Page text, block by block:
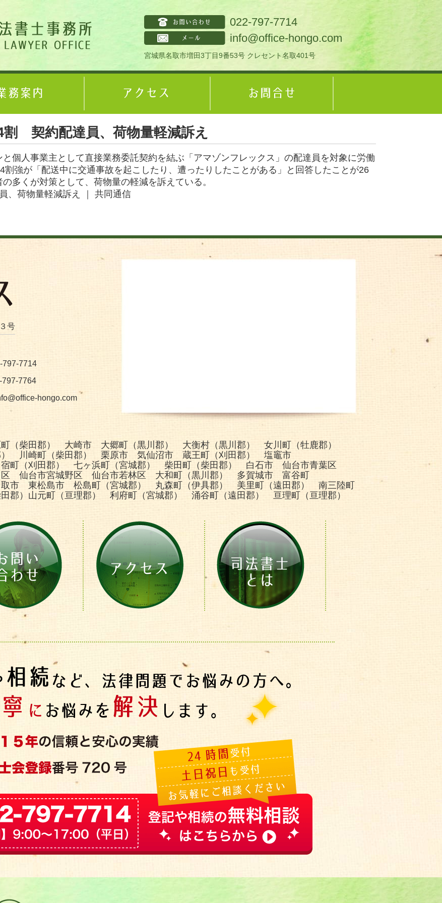
022-797-7714
info@office-hongo.com
宮城県名取市増田3丁目9番53号 クレセント名取401号
契約配達員、荷物量軽減訴え
個人事業主として直接業務委託契約を結ぶ「アマゾンフレックス」の配達員を対象に労働
強が「配送中に交通事故を起こしたり、遭ったりしたことがある」と回答したことが26
多くが対策として、荷物量の軽減を訴えている。
、荷物量軽減訴え ｜ 共同通信
号
797-7714
797-7764
hongo.com
（柴田郡） 大崎市 大郷町（黒川郡） 大衡村（黒川郡） 女川町（牡鹿郡）
） 川崎町（柴田郡） 栗原市 気仙沼市 蔵王町（刈田郡） 塩竈市
町（刈田郡） 七ヶ浜町（宮城郡） 柴田町（柴田郡） 白石市 仙台市青葉区
仙台市宮城野区 仙台市若林区 大和町（黒川郡） 多賀城市 富谷町
市 東松島市 松島町（宮城郡） 丸森町（伊具郡） 美里町（遠田郡） 南三陸町
郡）山元町（亘理郡） 利府町（宮城郡） 涌谷町（遠田郡） 亘理町（亘理郡）